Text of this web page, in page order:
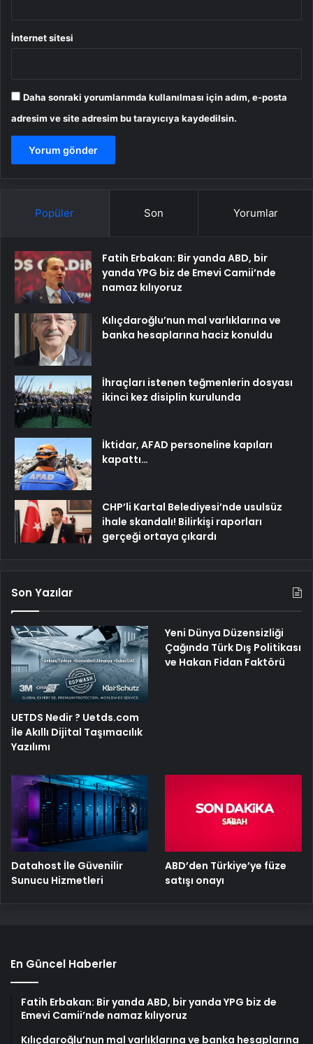
İnternet sitesi
Daha sonraki yorumlarımda kullanılması için adım, e-posta
adresim ve site adresim bu tarayıcıya kaydedilsin.
Popüler Son Yorumlar
Fatih Erbakan: Bir yanda ABD, bir
yanda YPG biz de Emevi Camii’nde
namaz kılıyoruz
Kılıçdaroğlu’nun mal varlıklarına ve
banka hesaplarına haciz konuldu
İhraçları istenen teğmenlerin dosyası
ikinci kez disiplin kurulunda
İktidar, AFAD personeline kapıları
kapattı…
CHP’li Kartal Belediyesi’nde usulsüz
ihale skandalı! Bilirkişi raporları
gerçeği ortaya çıkardı
Son Yazılar
UETDS Nedir ? Uetds.com
İle Akıllı Dijital Taşımacılık
Yazılımı
Yeni Dünya Düzensizliği
Çağında Türk Dış Politikası
ve Hakan Fidan Faktörü
Datahost İle Güvenilir
Sunucu Hizmetleri
ABD’den Türkiye’ye füze
satışı onayı
En Güncel Haberler
Fatih Erbakan: Bir yanda ABD, bir yanda YPG biz de
Emevi Camii’nde namaz kılıyoruz
Kılıçdaroğlu’nun mal varlıklarına ve banka hesaplarına